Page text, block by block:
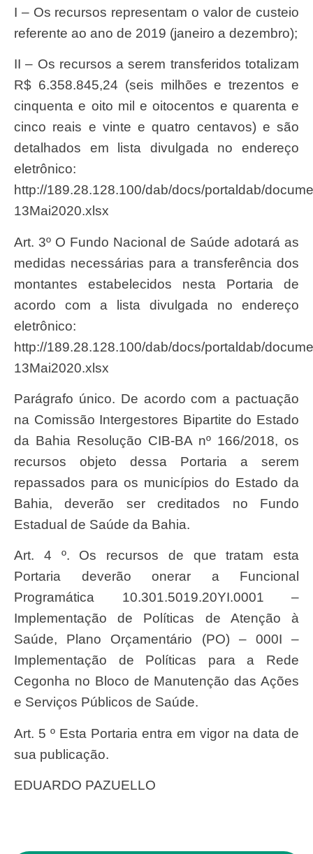
I – Os recursos representam o valor de custeio
referente ao ano de 2019 (janeiro a dezembro);
II – Os recursos a serem transferidos totalizam
R$ 6.358.845,24 (seis milhões e trezentos e
cinquenta e oito mil e oitocentos e quarenta e
cinco reais e vinte e quatro centavos) e são
detalhados em lista divulgada no endereço
eletrônico:
http://189.28.128.100/dab/docs/portaldab/
13Mai2020.xlsx
Art. 3º O Fundo Nacional de Saúde adotará as
medidas necessárias para a transferência dos
montantes estabelecidos nesta Portaria de
acordo com a lista divulgada no endereço
eletrônico:
http://189.28.128.100/dab/docs/portaldab/
13Mai2020.xlsx
Parágrafo único. De acordo com a pactuação
na Comissão Intergestores Bipartite do Estado
da Bahia Resolução CIB-BA nº 166/2018, os
recursos objeto dessa Portaria a serem
repassados para os municípios do Estado da
Bahia, deverão ser creditados no Fundo
Estadual de Saúde da Bahia.
Art. 4 º. Os recursos de que tratam esta
Portaria deverão onerar a Funcional
Programática 10.301.5019.20YI.0001 –
Implementação de Políticas de Atenção à
Saúde, Plano Orçamentário (PO) – 000I –
Implementação de Políticas para a Rede
Cegonha no Bloco de Manutenção das Ações
e Serviços Públicos de Saúde.
Art. 5 º Esta Portaria entra em vigor na data de
sua publicação.
EDUARDO PAZUELLO